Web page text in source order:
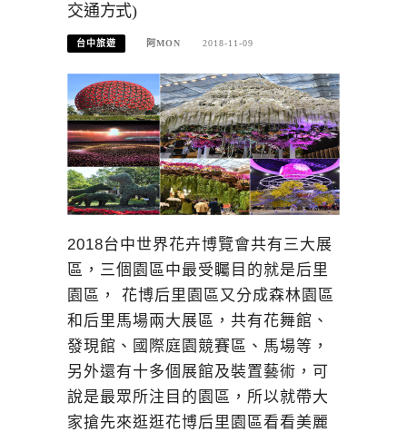
交通方式)
台中旅遊 阿MON 2018-11-09
2018台中世界花卉博覽會共有三大展
區，三個園區中最受矚目的就是后里
園區， 花博后里園區又分成森林園區
和后里馬場兩大展區，共有花舞館、
發現館、國際庭園競賽區、馬場等，
另外還有十多個展館及裝置藝術，可
說是最眾所注目的園區，所以就帶大
家搶先來逛逛花博后里園區看看美麗